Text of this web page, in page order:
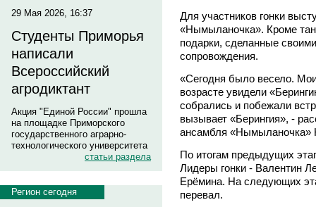
29 Мая 2026, 16:37
Студенты Приморья
написали
Всероссийский
агродиктант
Акция "Единой России" прошла
на площадке Приморского
государственного аграрно-
технологического университета
статьи раздела
Регион сегодня
Для участников гонки
«Нымыланочка». Кроме
подарки, сделанные
сопровождения.
«Сегодня было весело.
возрасте увидели
собрались и побежали
вызывает «Берингия», -
ансамбля «Нымыланочка»
По итогам предыдущих
Лидеры гонки - Валентин
Ерёмина. На следующих
перевал.